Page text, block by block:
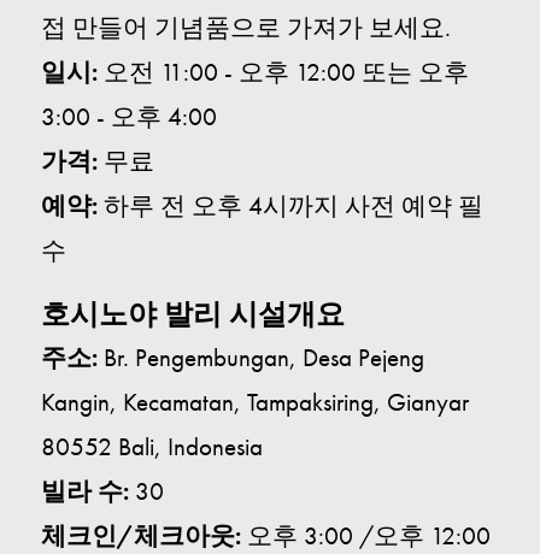
접 만들어 기념품으로 가져가 보세요.
일시:오전 11:00 - 오후 12:00 또는 오후
3:00 - 오후 4:00
가격:무료
예약:하루 전 오후 4시까지 사전 예약 필
수
호시노야 발리 시설개요
주소:Br. Pengembungan, Desa Pejeng
Kangin, Kecamatan, Tampaksiring, Gianyar
80552 Bali, Indonesia
빌라 수:30
체크인/체크아웃:오후 3:00 /오후 12:00